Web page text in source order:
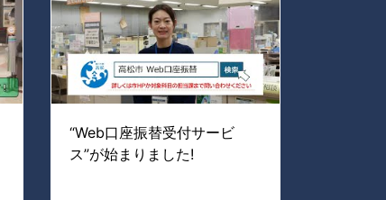
“Web口座振替受付サービ
ス”が始まりました!